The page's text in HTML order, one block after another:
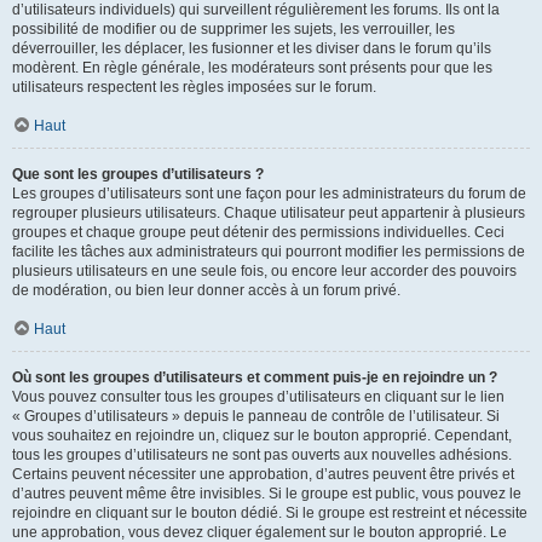
d’utilisateurs individuels) qui surveillent régulièrement les forums. Ils ont la
possibilité de modifier ou de supprimer les sujets, les verrouiller, les
déverrouiller, les déplacer, les fusionner et les diviser dans le forum qu’ils
modèrent. En règle générale, les modérateurs sont présents pour que les
utilisateurs respectent les règles imposées sur le forum.
Haut
Que sont les groupes d’utilisateurs ?
Les groupes d’utilisateurs sont une façon pour les administrateurs du forum de
regrouper plusieurs utilisateurs. Chaque utilisateur peut appartenir à plusieurs
groupes et chaque groupe peut détenir des permissions individuelles. Ceci
facilite les tâches aux administrateurs qui pourront modifier les permissions de
plusieurs utilisateurs en une seule fois, ou encore leur accorder des pouvoirs
de modération, ou bien leur donner accès à un forum privé.
Haut
Où sont les groupes d’utilisateurs et comment puis-je en rejoindre un ?
Vous pouvez consulter tous les groupes d’utilisateurs en cliquant sur le lien
« Groupes d’utilisateurs » depuis le panneau de contrôle de l’utilisateur. Si
vous souhaitez en rejoindre un, cliquez sur le bouton approprié. Cependant,
tous les groupes d’utilisateurs ne sont pas ouverts aux nouvelles adhésions.
Certains peuvent nécessiter une approbation, d’autres peuvent être privés et
d’autres peuvent même être invisibles. Si le groupe est public, vous pouvez le
rejoindre en cliquant sur le bouton dédié. Si le groupe est restreint et nécessite
une approbation, vous devez cliquer également sur le bouton approprié. Le